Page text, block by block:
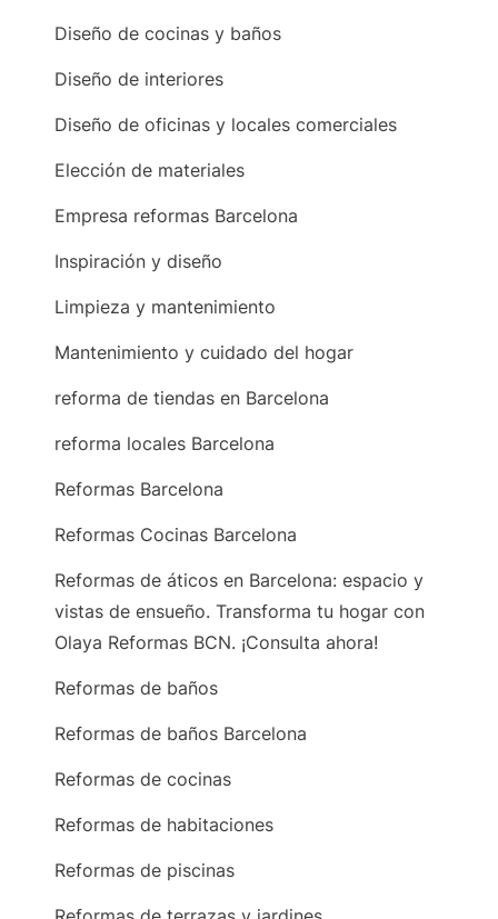
Diseño de cocinas y baños
Diseño de interiores
Diseño de oficinas y locales comerciales
Elección de materiales
Empresa reformas Barcelona
Inspiración y diseño
Limpieza y mantenimiento
Mantenimiento y cuidado del hogar
reforma de tiendas en Barcelona
reforma locales Barcelona
Reformas Barcelona
Reformas Cocinas Barcelona
Reformas de áticos en Barcelona: espacio y
vistas de ensueño. Transforma tu hogar con
Olaya Reformas BCN. ¡Consulta ahora!
Reformas de baños
Reformas de baños Barcelona
Reformas de cocinas
Reformas de habitaciones
Reformas de piscinas